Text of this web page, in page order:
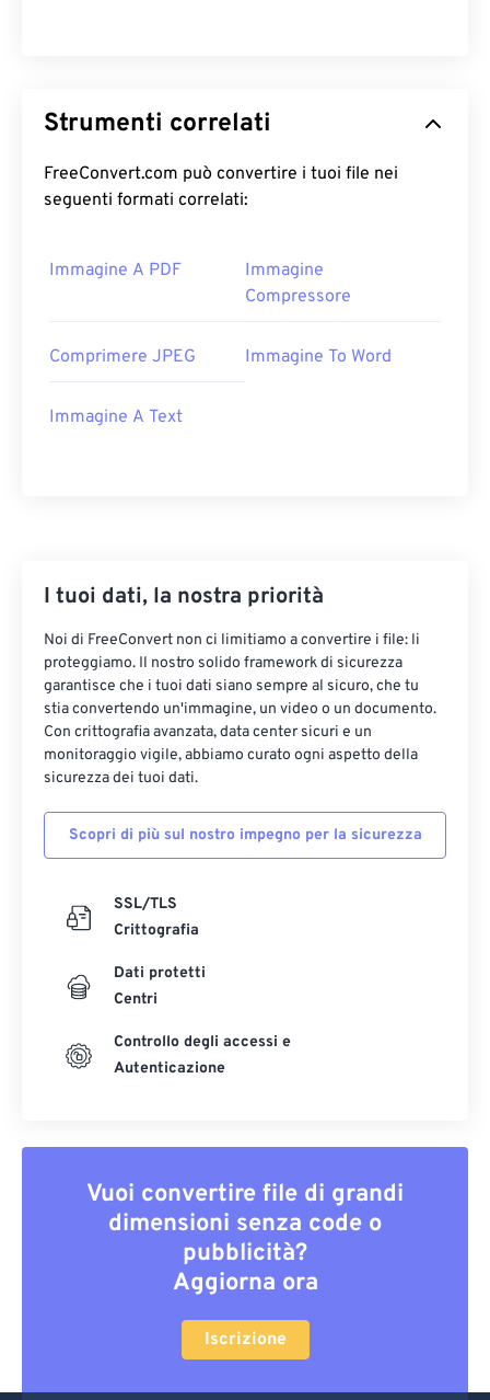
Strumenti correlati
FreeConvert.com può convertire i tuoi file nei
seguenti formati correlati:
Immagine A PDF
Immagine
Compressore
Comprimere JPEG Immagine To Word
Immagine A Text
I tuoi dati, la nostra priorità
Noi di FreeConvert non ci limitiamo a convertire i file: li
proteggiamo. Il nostro solido framework di sicurezza
garantisce che i tuoi dati siano sempre al sicuro, che tu
stia convertendo un'immagine, un video o un documento.
Con crittografia avanzata, data center sicuri e un
monitoraggio vigile, abbiamo curato ogni aspetto della
sicurezza dei tuoi dati.
Scopri di più sul nostro impegno per la sicurezza
SSL/TLS
Crittografia
Dati protetti
Centri
Controllo degli accessi e
Autenticazione
Vuoi convertire file di grandi
dimensioni senza code o
pubblicità?
Aggiorna ora
Iscrizione